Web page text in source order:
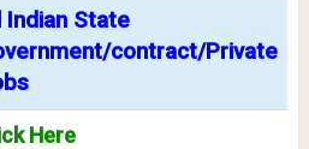
Indian State
contract/Private
Here